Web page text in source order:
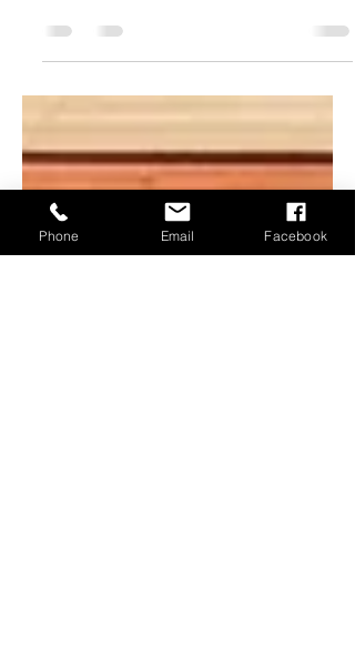
Mul on raskusi Eestis leida tervislikke
energiaallikad ning mis on hea...
Phone Email Facebook